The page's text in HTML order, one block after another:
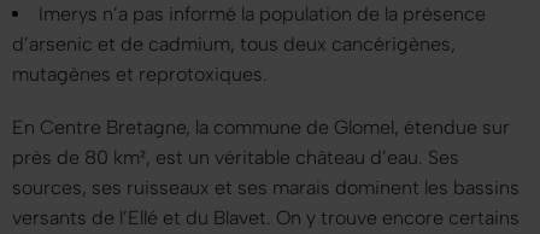
Imerys n’a pas informé la population de la présence
d’arsenic et de cadmium, tous deux cancérigènes,
mutagènes et reprotoxiques.
En Centre Bretagne, la commune de Glomel, étendue sur
près de 80 km², est un véritable château d’eau. Ses
sources, ses ruisseaux et ses marais dominent les bassins
versants de l’Ellé et du Blavet. On y trouve encore certains